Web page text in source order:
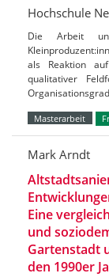
Hochschule
Die Arbeit
als Reaktion
qualitativer
Masterarbeit
Mark Arndt
Eine
und
Gartenstadt
den 1990er